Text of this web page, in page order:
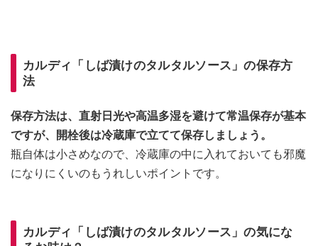
カルディ「しば漬けのタルタルソース」の保存方
法
保存方法は、直射日光や高温多湿を避けて常温保存が基本
ですが、開栓後は冷蔵庫で立てて保存しましょう。
瓶自体は小さめなので、冷蔵庫の中に入れておいても邪魔
になりにくいのもうれしいポイントです。
カルディ「しば漬けのタルタルソース」の気にな